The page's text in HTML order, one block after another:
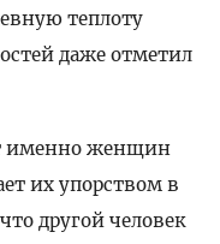
теплоту
даже отметил
именно женщин
их упорством в
другой человек